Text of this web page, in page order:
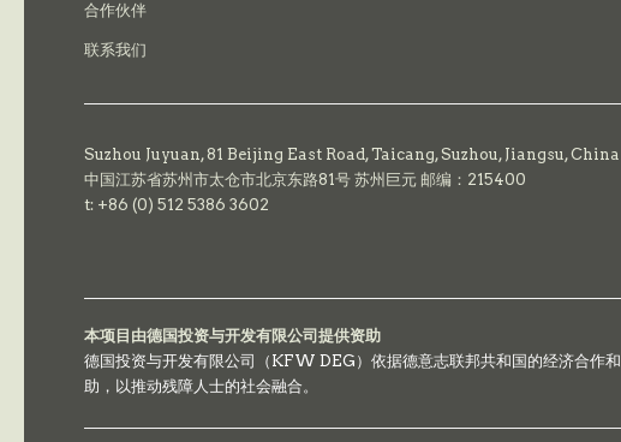
合作伙伴
联系我们
Suzhou Juyuan, 81 Beijing East Road,Taicang,Suzhou, Jiangsu,
中国江苏省苏州市太仓市北京东路81号 苏州巨元 邮编：215400
t: +86 (0) 512 5386 3602
本项目由德国投资与开发有限公司提供资助
德国投资与开发有限公司（KFW DEG）依据德意志联邦共和国的经济合作
助，以推动残障人士的社会融合。